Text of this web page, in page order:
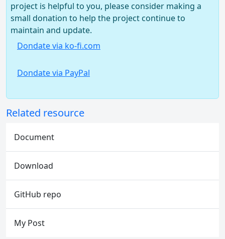
project is helpful to you, please consider making a
small donation to help the project continue to
maintain and update.
Dondate via ko-fi.com
Dondate via PayPal
Related resource
Document
Download
GitHub repo
My Post